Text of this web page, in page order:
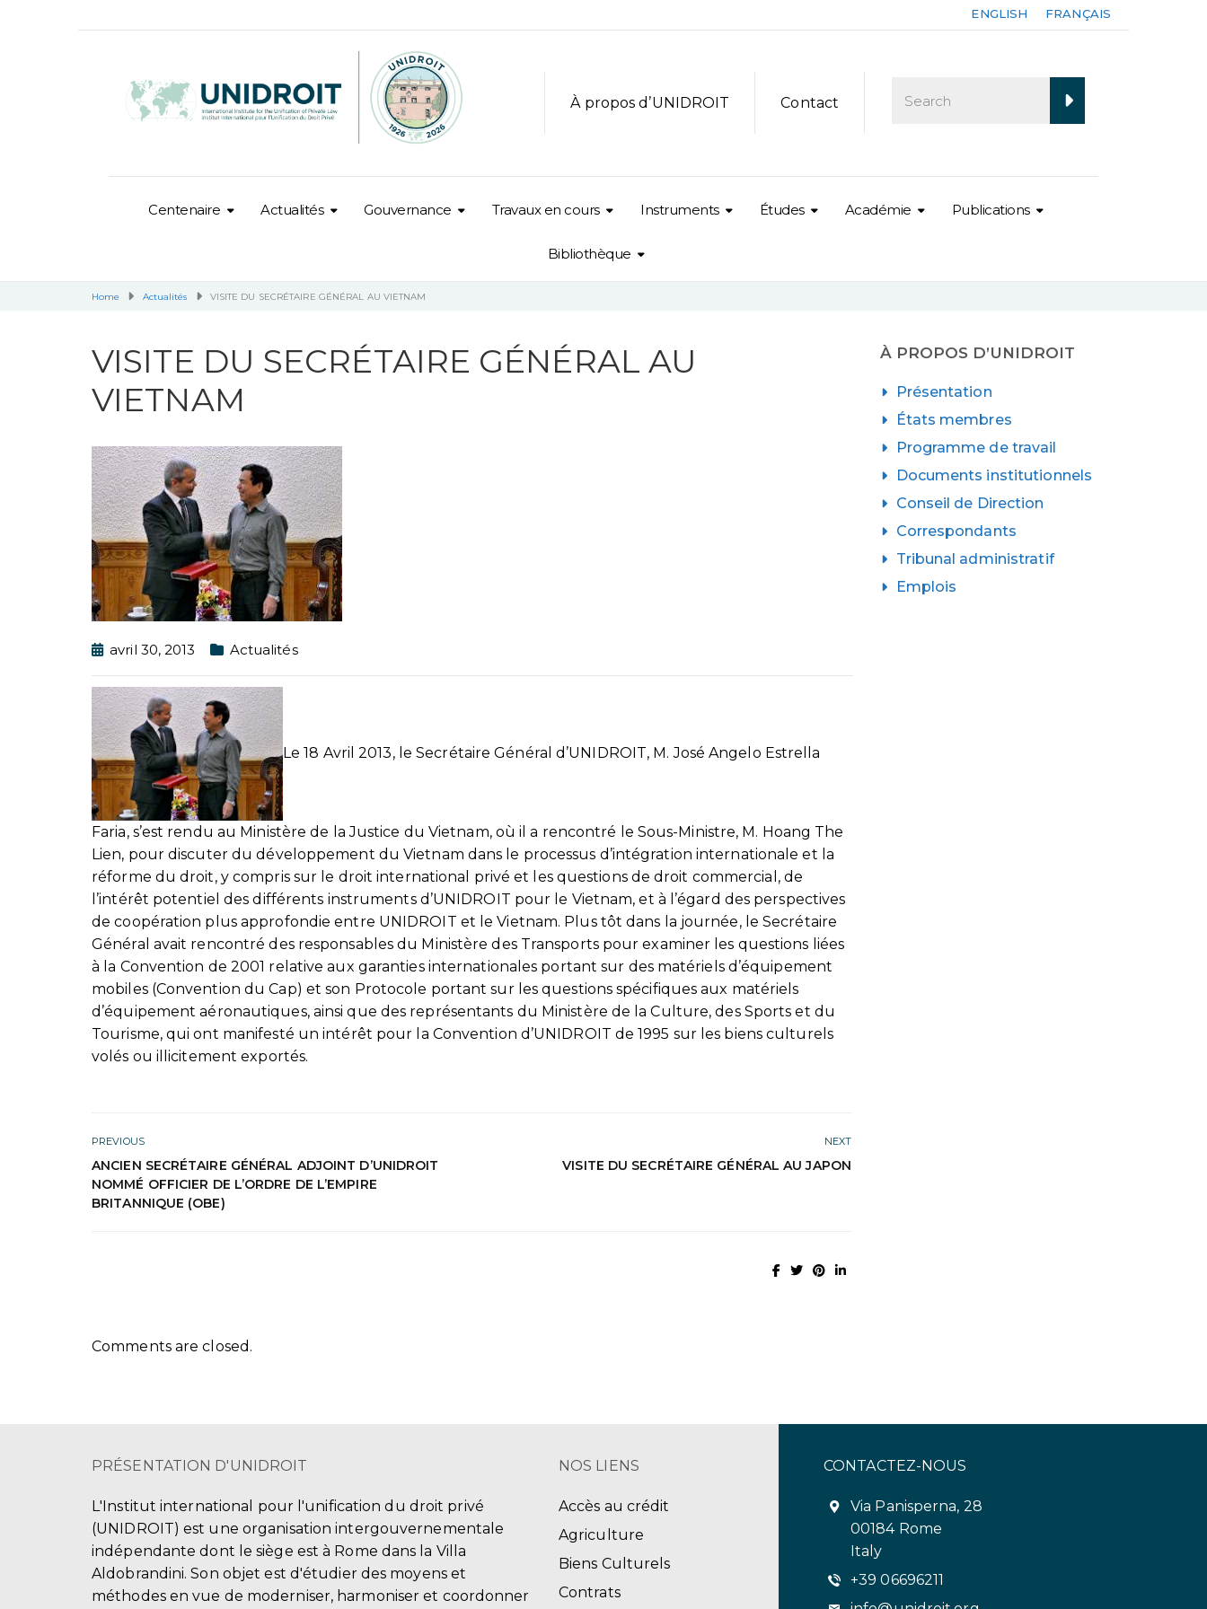
ENGLISH FRANÇAIS
À propos d’UNIDROIT Contact
Centenaire Actualités Gouvernance Travaux en cours Instruments Études Académie Publications
Bibliothèque
Home Actualités VISITE DU SECRÉTAIRE GÉNÉRAL AU VIETNAM
VISITE DU SECRÉTAIRE GÉNÉRAL AU
VIETNAM
avril 30, 2013 Actualités
Le 18 Avril 2013, le Secrétaire Général d’UNIDROIT, M. José Angelo Estrella
Faria, s’est rendu au Ministère de la Justice du Vietnam, où il a rencontré le Sous-Ministre, M. Hoang The
Lien, pour discuter du développement du Vietnam dans le processus d’intégration internationale et la
réforme du droit, y compris sur le droit international privé et les questions de droit commercial, de
l’intérêt potentiel des différents instruments d’UNIDROIT pour le Vietnam, et à l’égard des perspectives
de coopération plus approfondie entre UNIDROIT et le Vietnam. Plus tôt dans la journée, le Secrétaire
Général avait rencontré des responsables du Ministère des Transports pour examiner les questions liées
à la Convention de 2001 relative aux garanties internationales portant sur des matériels d’équipement
mobiles (Convention du Cap) et son Protocole portant sur les questions spécifiques aux matériels
d’équipement aéronautiques, ainsi que des représentants du Ministère de la Culture, des Sports et du
Tourisme, qui ont manifesté un intérêt pour la Convention d’UNIDROIT de 1995 sur les biens culturels
volés ou illicitement exportés.
PREVIOUS
ANCIEN SECRÉTAIRE GÉNÉRAL ADJOINT D’UNIDROIT
NOMMÉ OFFICIER DE L’ORDRE DE L’EMPIRE
BRITANNIQUE (OBE)
NEXT
VISITE DU SECRÉTAIRE GÉNÉRAL AU JAPON
Comments are closed.
À PROPOS D’UNIDROIT
Présentation
États membres
Programme de travail
Documents institutionnels
Conseil de Direction
Correspondants
Tribunal administratif
Emplois
PRÉSENTATION D'UNIDROIT
L'Institut international pour l'unification du droit privé
(UNIDROIT) est une organisation intergouvernementale
indépendante dont le siège est à Rome dans la Villa
Aldobrandini. Son objet est d'étudier des moyens et
méthodes en vue de moderniser, harmoniser et coordonner
NOS LIENS
Accès au crédit
Agriculture
Biens Culturels
Contrats
CONTACTEZ-NOUS
Via Panisperna, 28
00184 Rome
Italy
+39 06696211